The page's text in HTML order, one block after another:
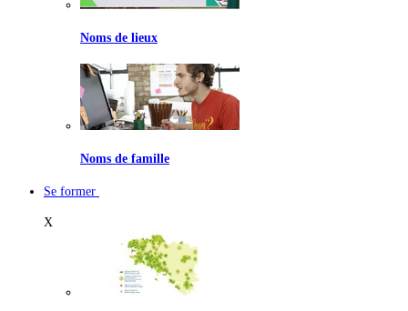
Noms de lieux
Noms de famille
Se former
X